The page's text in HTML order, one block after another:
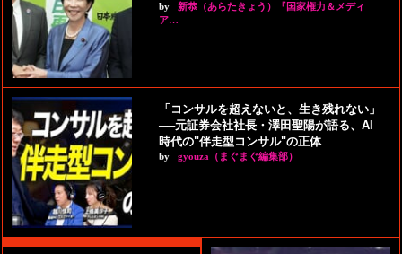
by
新恭（あらたきょう）『国家権力＆メディ
ア…
「コンサルを超えないと、生き残れない」
──元証券会社社長・澤田聖陽が語る、AI
時代の"伴走型コンサル"の正体
by gyouza（まぐまぐ編集部）